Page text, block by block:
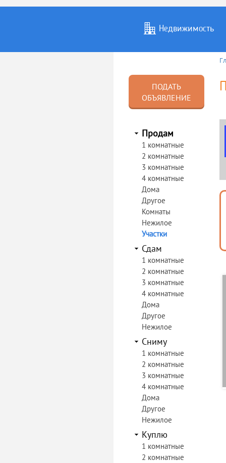
Недвижимость
Услуги
ПОДАТЬ
ОБЪЯВЛЕНИЕ
Продам
1 комнатные
2 комнатные
3 комнатные
4 комнатные
Дома
Другое
Комнаты
Нежилое
Участки
Сдам
1 комнатные
2 комнатные
3 комнатные
4 комнатные
Дома
Другое
Нежилое
Сниму
1 комнатные
2 комнатные
3 комнатные
4 комнатные
Дома
Другое
Нежилое
Куплю
1 комнатные
2 комнатные